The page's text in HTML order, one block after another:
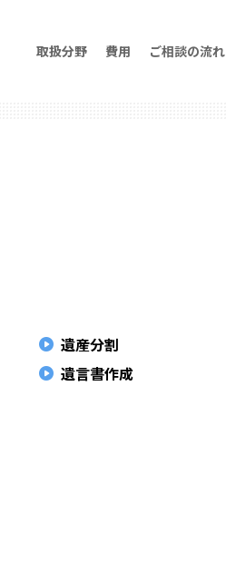
取扱分野 費用 ご相談の流れ
遺産分割
遺言書作成